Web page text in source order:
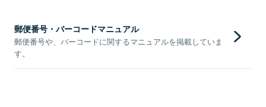
郵便番号・バーコードマニュアル
郵便番号や、バーコードに関するマニュアルを掲載していま
す。